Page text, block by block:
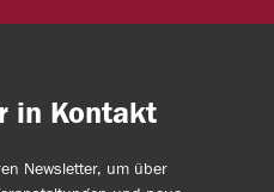
in Kontakt
Newsletter, um über